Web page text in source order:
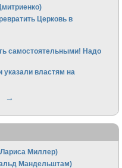
Церковь в
самостоятельными! Надо
указали властям на
→
Миллер)
Мандельштам)